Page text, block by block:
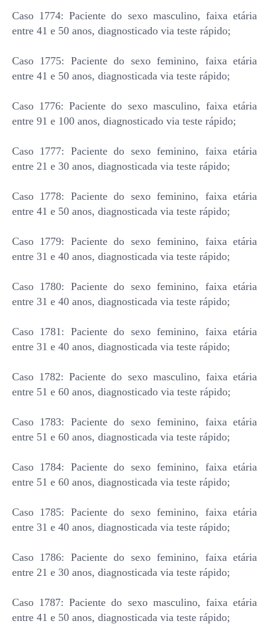
Caso 1774: Paciente do sexo masculino, faixa etária
entre 41 e 50 anos, diagnosticado via teste rápido;
Caso 1775: Paciente do sexo feminino, faixa etária
entre 41 e 50 anos, diagnosticada via teste rápido;
Caso 1776: Paciente do sexo masculino, faixa etária
entre 91 e 100 anos, diagnosticado via teste rápido;
Caso 1777: Paciente do sexo feminino, faixa etária
entre 21 e 30 anos, diagnosticada via teste rápido;
Caso 1778: Paciente do sexo feminino, faixa etária
entre 41 e 50 anos, diagnosticada via teste rápido;
Caso 1779: Paciente do sexo feminino, faixa etária
entre 31 e 40 anos, diagnosticada via teste rápido;
Caso 1780: Paciente do sexo feminino, faixa etária
entre 31 e 40 anos, diagnosticada via teste rápido;
Caso 1781: Paciente do sexo feminino, faixa etária
entre 31 e 40 anos, diagnosticada via teste rápido;
Caso 1782: Paciente do sexo masculino, faixa etária
entre 51 e 60 anos, diagnosticado via teste rápido;
Caso 1783: Paciente do sexo feminino, faixa etária
entre 51 e 60 anos, diagnosticada via teste rápido;
Caso 1784: Paciente do sexo feminino, faixa etária
entre 51 e 60 anos, diagnosticada via teste rápido;
Caso 1785: Paciente do sexo feminino, faixa etária
entre 31 e 40 anos, diagnosticada via teste rápido;
Caso 1786: Paciente do sexo feminino, faixa etária
entre 21 e 30 anos, diagnosticada via teste rápido;
Caso 1787: Paciente do sexo masculino, faixa etária
entre 41 e 50 anos, diagnosticada via teste rápido;